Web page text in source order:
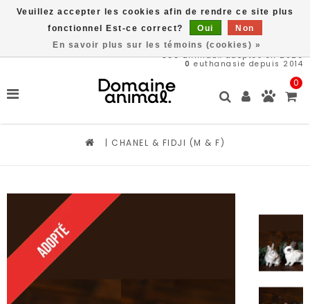
566animaux adoptés en 2026
0 euthanasie depuis 2014
0
| CHANEL & FIDJI (M & F)
Veuillez accepter les cookies afin de rendre ce site plus
fonctionnel Est-ce correct?
Oui
Non
En savoir plus sur les témoins (cookies) »
Livraison gratuite à partir de 89$*